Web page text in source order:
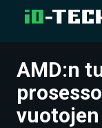
UUTISET
ARTIKKELIT
AMD:n